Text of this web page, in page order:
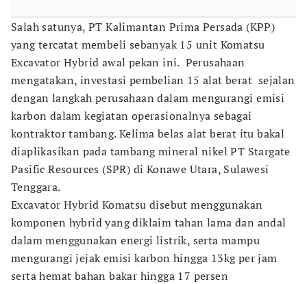
Salah satunya, PT Kalimantan Prima Persada (KPP)
yang tercatat membeli sebanyak 15 unit Komatsu
Excavator Hybrid awal pekan ini. Perusahaan
mengatakan, investasi pembelian 15 alat berat sejalan
dengan langkah perusahaan dalam mengurangi emisi
karbon dalam kegiatan operasionalnya sebagai
kontraktor tambang. Kelima belas alat berat itu bakal
diaplikasikan pada tambang mineral nikel PT Stargate
Pasific Resources (SPR) di Konawe Utara, Sulawesi
Tenggara.
Excavator Hybrid Komatsu disebut menggunakan
komponen hybrid yang diklaim tahan lama dan andal
dalam menggunakan energi listrik, serta mampu
mengurangi jejak emisi karbon hingga 13kg per jam
serta hemat bahan bakar hingga 17 persen